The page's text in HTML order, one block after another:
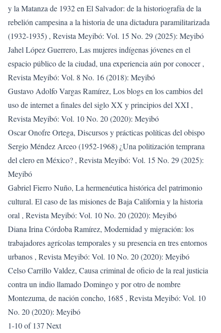
y la Matanza de 1932 en El Salvador: de la historiografía de la
rebelión campesina a la historia de una dictadura paramilitarizada
(1932-1935) , Revista Meyibó: Vol. 15 No. 29 (2025): Meyibó
Jahel López Guerrero, Las mujeres indígenas jóvenes en el
espacio público de la ciudad, una experiencia aún por conocer,
Revista Meyibó: Vol. 8 No. 16 (2018): Meyibó
Gustavo Adolfo Vargas Ramírez, Los blogs en los cambios del
uso de internet a finales del siglo XX y principios del XXI ,
Revista Meyibó: Vol. 10 No. 20 (2020): Meyibó
Oscar Onofre Ortega, Discursos y prácticas políticas del obispo
Sergio Méndez Arceo (1952-1968) ¿Una politización temprana
del clero en México? , Revista Meyibó: Vol. 15 No. 29 (2025):
Meyibó
Gabriel Fierro Nuño, La hermenéutica histórica del patrimonio
cultural. El caso de las misiones de Baja California y la historia
oral , Revista Meyibó: Vol. 10 No. 20 (2020): Meyibó
Diana Irina Córdoba Ramírez, Modernidad y migración: los
trabajadores agrícolas temporales y su presencia en tres entornos
urbanos , Revista Meyibó: Vol. 10 No. 20 (2020): Meyibó
Celso Carrillo Valdez, Causa criminal de oficio de la real justicia
contra un indio llamado Domingo y por otro de nombre
Montezuma, de nación concho, 1685 , Revista Meyibó: Vol. 10
No. 20 (2020): Meyibó
1-10 of 137 Next